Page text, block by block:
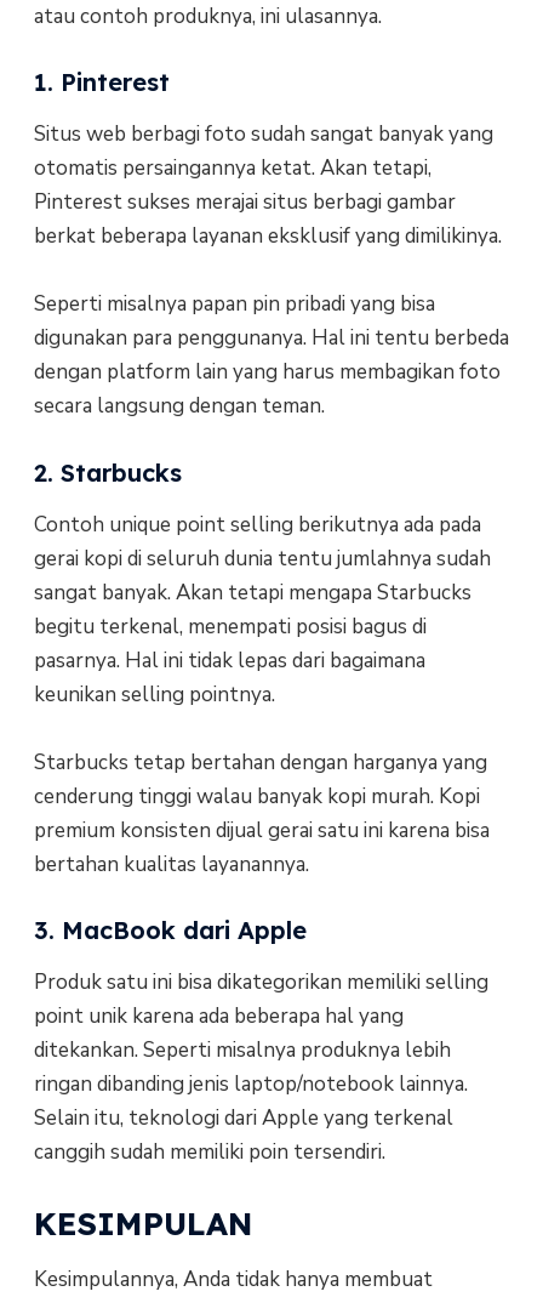
atau contoh produknya, ini ulasannya.
1. Pinterest
Situs web berbagi foto sudah sangat banyak yang
otomatis persaingannya ketat. Akan tetapi,
Pinterest sukses merajai situs berbagi gambar
berkat beberapa layanan eksklusif yang dimilikinya.
Seperti misalnya papan pin pribadi yang bisa
digunakan para penggunanya. Hal ini tentu berbeda
dengan platform lain yang harus membagikan foto
secara langsung dengan teman.
2. Starbucks
Contoh unique point selling berikutnya ada pada
gerai kopi di seluruh dunia tentu jumlahnya sudah
sangat banyak. Akan tetapi mengapa Starbucks
begitu terkenal, menempati posisi bagus di
pasarnya. Hal ini tidak lepas dari bagaimana
keunikan selling pointnya.
Starbucks tetap bertahan dengan harganya yang
cenderung tinggi walau banyak kopi murah. Kopi
premium konsisten dijual gerai satu ini karena bisa
bertahan kualitas layanannya.
3. MacBook dari Apple
Produk satu ini bisa dikategorikan memiliki selling
point unik karena ada beberapa hal yang
ditekankan. Seperti misalnya produknya lebih
ringan dibanding jenis laptop/notebook lainnya.
Selain itu, teknologi dari Apple yang terkenal
canggih sudah memiliki poin tersendiri.
KESIMPULAN
Kesimpulannya, Anda tidak hanya membuat